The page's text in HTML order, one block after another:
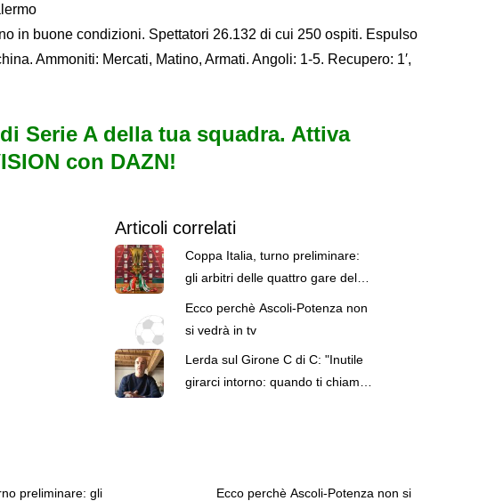
in buone condizioni. Spettatori 26.132 di cui 250 ospiti. Espulso
Ammoniti: Mercati, Matino, Armati. Angoli: 1-5. Recupero: 1′,
Serie A della tua squadra. Attiva
con DAZN!
Articoli correlati
Coppa Italia, turno preliminare:
gli arbitri delle quattro gare del
Ecco perchè Ascoli-Potenza non
si vedrà in tv
Lerda sul Girone C di C: "Inutile
girarci intorno: quando ti chiami
preliminare: gli
Ecco perchè Ascoli-Potenza non si